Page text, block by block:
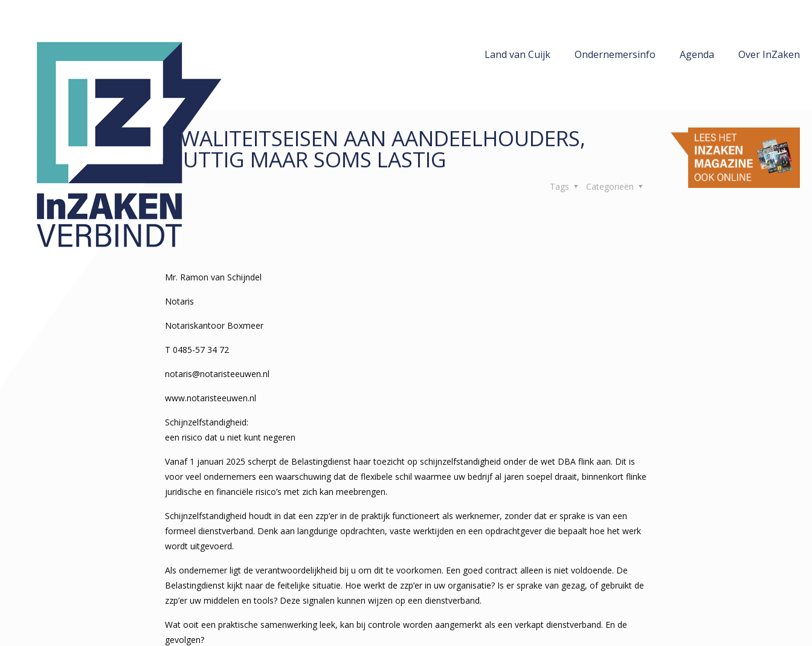
Land van Cuijk Ondernemersinfo Agenda Over InZaken
KWALITEITSEISEN AAN AANDEELHOUDERS,
NUTTIG MAAR SOMS LASTIG
Categorieën
Tags
Mr. Ramon van Schijndel
Notaris
Notariskantoor Boxmeer
T 0485-57 34 72
notaris@notaristeeuwen.nl
www.notaristeeuwen.nl
Schijnzelfstandigheid:
een risico dat u niet kunt negeren
Vanaf 1 januari 2025 scherpt de Belastingdienst haar toezicht op schijnzelfstandigheid onder de wet DBA flink aan. Dit is
voor veel ondernemers een waarschuwing dat de flexibele schil waarmee uw bedrijf al jaren soepel draait, binnenkort flinke
juridische en financiële risico’s met zich kan meebrengen.
Schijnzelfstandigheid houdt in dat een zzp’er in de praktijk functioneert als werknemer, zonder dat er sprake is van een
formeel dienstverband. Denk aan langdurige opdrachten, vaste werktijden en een opdrachtgever die bepaalt hoe het werk
wordt uitgevoerd.
Als ondernemer ligt de verantwoordelijkheid bij u om dit te voorkomen. Een goed contract alleen is niet voldoende. De
Belastingdienst kijkt naar de feitelijke situatie. Hoe werkt de zzp’er in uw organisatie? Is er sprake van gezag, of gebruikt de
zzp’er uw middelen en tools? Deze signalen kunnen wijzen op een dienstverband.
Wat ooit een praktische samenwerking leek, kan bij controle worden aangemerkt als een verkapt dienstverband. En de
gevolgen?
ARTIKELEN
COLUMNS
KORTE ZAKEN